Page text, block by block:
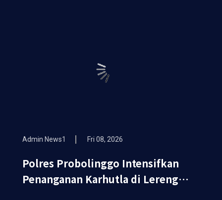
Admin News1 Fri 08, 2026
Polres Probolinggo Intensifkan
Penanganan Karhutla di Lereng